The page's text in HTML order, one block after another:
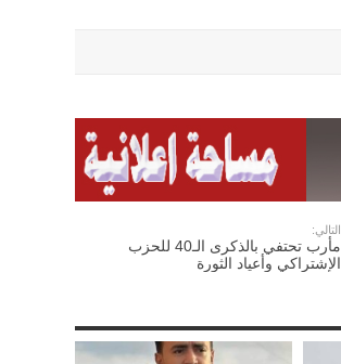
التالي:
مأرب تحتفي بالذكرى الـ40 للحزب
الإشتراكي وأعياد الثورة